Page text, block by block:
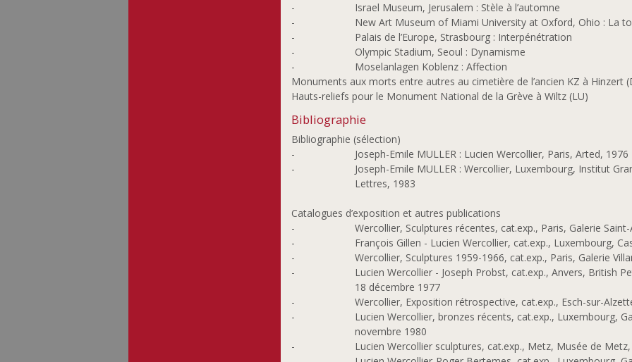
-
Israel Museum, Jerusalem : Stèle à l’automne
-
New Art Museum of Miami University at Oxford, Ohio : La
-
Palais de l’Europe, Strasbourg : Interpénétration
-
Olympic Stadium, Seoul : Dynamisme
-
Moselanlagen Koblenz : Affection
Monuments aux morts entre autres au cimetière de l’ancien KZ à Hinzert
Hauts-reliefs pour le Monument National de la Grève à Wiltz (LU)
Bibliographie
Bibliographie (sélection)
-
Joseph-Emile MULLER : Lucien Wercollier, Paris, Arted, 1976
-
Joseph-Emile MULLER : Wercollier, Luxembourg, Institut
Lettres, 1983
Catalogues d’exposition et autres publications
-
Wercollier, Sculptures récentes, cat.exp., Paris, Galerie
-
François Gillen - Lucien Wercollier, cat.exp., Luxembourg,
-
Wercollier, Sculptures 1959-1966, cat.exp., Paris, Galerie
-
Lucien Wercollier - Joseph Probst, cat.exp., Anvers, British
18 décembre 1977
-
Wercollier, Exposition rétrospective, cat.exp., Esch-sur-
-
Lucien Wercollier, bronzes récents, cat.exp., Luxembourg,
novembre 1980
-
Lucien Wercollier sculptures, cat.exp., Metz, Musée de